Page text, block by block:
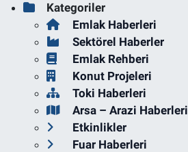
Kategoriler
Emlak Haberleri
Sektörel Haberler
Emlak Rehberi
Konut Projeleri
Toki Haberleri
Arsa – Arazi Haberleri
Etkinlikler
Fuar Haberleri